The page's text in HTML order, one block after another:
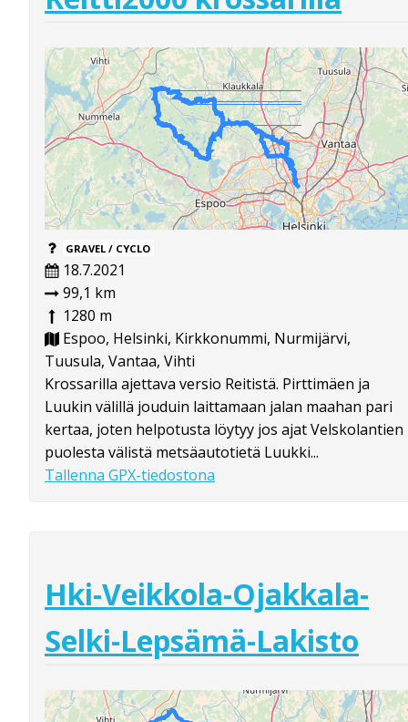
GRAVEL / CYCLO
18.7.2021
99,1 km
1280 m
Espoo, Helsinki, Kirkkonummi, Nurmijärvi,
Tuusula, Vantaa, Vihti
Krossarilla ajettava versio Reitistä. Pirttimäen ja
Luukin välillä jouduin laittamaan jalan maahan pari
kertaa, joten helpotusta löytyy jos ajat Velskolantien
puolesta välistä metsäautotietä Luukki...
Tallenna GPX-tiedostona
Hki-Veikkola-Ojakkala-
Selki-Lepsämä-Lakisto